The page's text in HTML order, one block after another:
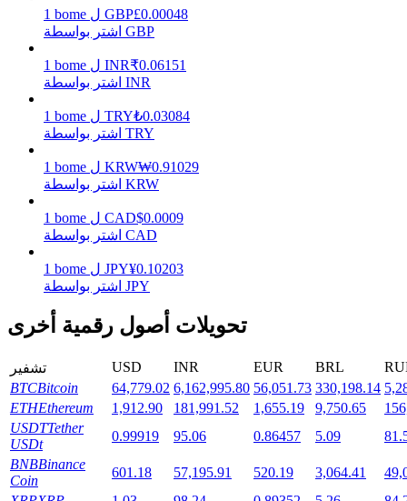
التوقيع المساحي
Launchpool
الرهان المرن لكسب العملات الرقمية الشهيرة
1 bome ل GBP£0.00048
اشتر بواسطة GBP
1 bome ل INR₹0.06151
اشتر بواسطة INR
1 bome ل TRY₺0.03084
اشتر بواسطة TRY
1 bome ل KRW₩0.91029
اشتر بواسطة KRW
1 bome ل CAD$0.0009
اشتر بواسطة CAD
1 bome ل JPY¥0.10203
اشتر بواسطة JPY
تحويلات أصول رقمية أخرى
تشفير USD INR EUR BRL
BTCBitcoin 64,779.02 6,162,995.80 56,051.73 330,198.14
ETHEthereum 1,912.90 181,991.52 1,655.19 9,750.65
USDTTether
USDt
0.99919 95.06 0.86457 5.09
BNBBinance
Coin
601.18 57,195.91 520.19 3,064.41